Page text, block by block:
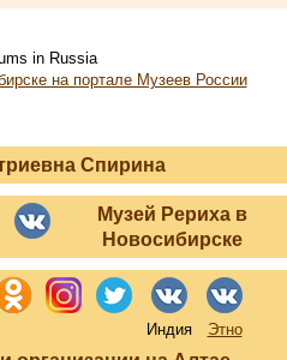
на портале Музеев России
Спирина
Музей Рериха в
Новосибирске
Индия Этно